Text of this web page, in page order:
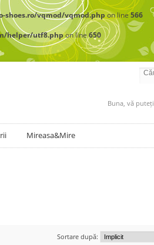
shoes.ro/vqmod/vqmod.phpon line566
helper/utf8.phpon line650
Buna, vă puteți
Mireasa&Mire
Sortare după: